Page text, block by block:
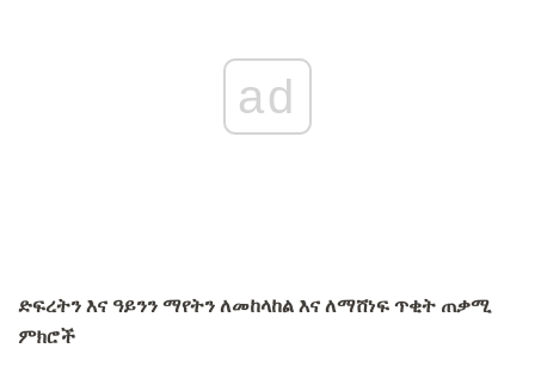
ad
ድፍረትን እና ዓይንን ማየትን ለመከላከል እና ለማሸነፍ ጥቂት ጠቃሚ
ምክሮች